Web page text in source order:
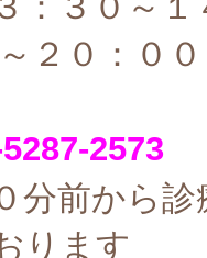
２０：００
2573
分前から
ります